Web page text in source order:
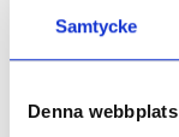
Samtycke
Denna